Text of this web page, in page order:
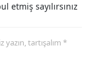
etmiş sayılırsınız
tartışalım *